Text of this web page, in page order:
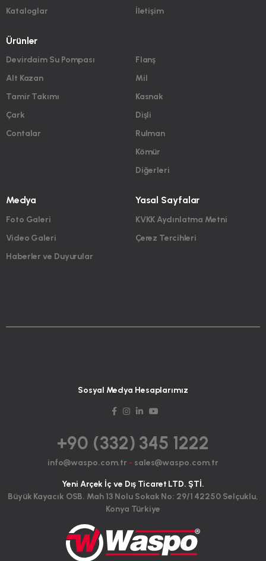
Kataloglar
İletişim
Ürünler
Devirdaim Su Pompası
Alt Kazan
Tamir Takımı
Çark
Contalar
Flanş
Mil
Kasnak
Dişli
Rulman
Kömür
Diğerleri
Medya
Foto Galeri
Video Galeri
Haberler ve Duyurular
Yasal Sayfalar
KVKK Aydınlatma Metni
Çerez Tercihleri
Sosyal Medya Hesaplarımız
+90 (332) 345 1222
info@waspo.com.tr - sales@waspo.com.tr
Yeni Arçek İç ve Dış Ticaret LTD. ŞTİ.
Büyük Kayacık OSB. Mah 13 Nolu Sokak No: 29/1 42250 Selçuklu,
Konya Türkiye